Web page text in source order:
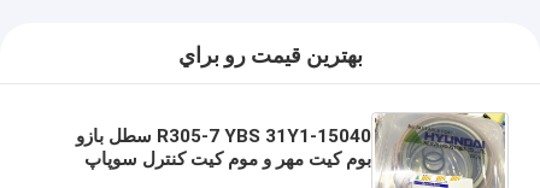
بهترين قيمت رو براي
R305-7 YBS 31Y1-15040 سطل بازو
بوم کیت مهر و موم کیت کنترل سوپاپ